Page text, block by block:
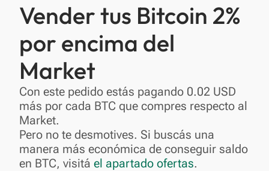
Vender tus Bitcoin 2%
por encima del
Market
Con este pedido estás pagando 0.02 USD
más por cada BTC que compres respecto al
Market.
Pero no te desmotives. Si buscás una
manera más económica de conseguir saldo
en BTC, visitá el apartado ofertas.